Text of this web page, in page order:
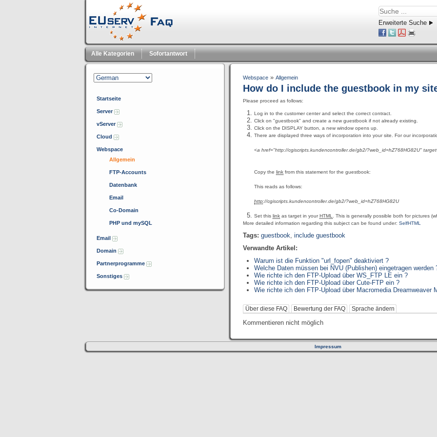
Erweiterte Suche
Alle Kategorien Sofortantwort
Startseite
Server
vServer
Cloud
Webspace
Allgemein
FTP-Accounts
Datenbank
Email
Co-Domain
PHP und mySQL
Email
Domain
Partnerprogramme
Sonstiges
Webspace » Allgemein
How do I include the guestbook in my
Please proceed as follows:
Log in to the customer center and select the correct contract.
Click on "guestbook" and create a new guestbook if not already existing.
Click on the DISPLAY button, a new window opens up.
There are displayed three ways of incorporation into your site. For our
<a href="http://cgiscripts.kundencontroller.de/gb2/?web_id=hZ768HG82U"
Copy thelink from this statement for the guestbook:
This reads as follows:
http://cgiscripts.kundencontroller.de/gb2/?web_id=hZ768HG82U
Set thislink as target in yourHTML
. This is generally possible both for pictures
More detailed information regarding this subject can be found under: SelfHTML
Tags: guestbook, include guestbook
Verwandte Artikel:
Warum ist die Funktion "url_fopen" deaktiviert ?
Welche Daten müssen bei NVU (Publishen) eingetragen werden
Wie richte ich den FTP-Upload über WS_FTP LE ein ?
Wie richte ich den FTP-Upload über Cute-FTP ein ?
Wie richte ich den FTP-Upload über Macromedia Dreamweaver
Über diese FAQ Bewertung der FAQ Sprache ändern
Kommentieren nicht möglich
Impressum